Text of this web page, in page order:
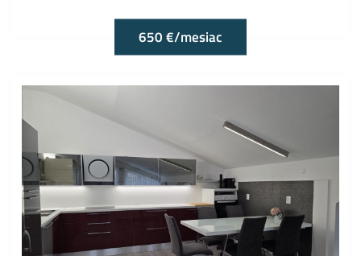
650 €/mesiac